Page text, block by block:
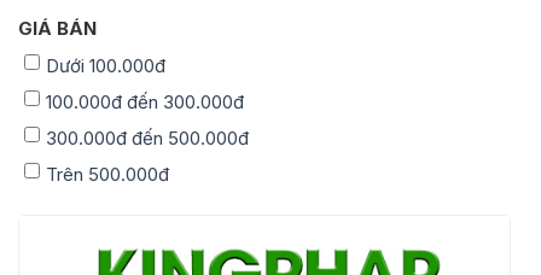
GIÁ BÁN
Dưới 100.000đ
100.000đ đến 300.000đ
300.000đ đến 500.000đ
Trên 500.000đ